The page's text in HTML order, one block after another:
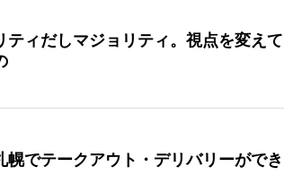
ティだしマジョリティ。視点を変えて
幌でテークアウト・デリバリーができ